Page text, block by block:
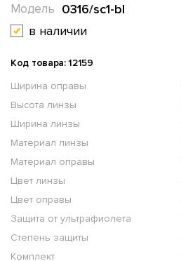
0316/sc1-bl
Модель
в наличии
Код товара: 12159
Ширина оправы
Высота линзы
Ширина линзы
Материал линзы
Материал оправы
Цвет линзы
Цвет оправы
Защита от ультрафиолета
Степень защиты
Комплект